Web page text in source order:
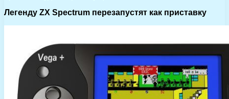
Легенду ZX Spectrum перезапустят как приставку